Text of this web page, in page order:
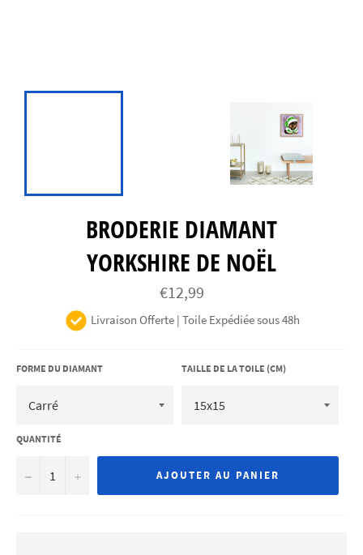
BRODERIE DIAMANT
YORKSHIRE DE NOËL
Prix
régulier
€12,99
Livraison Offerte | Toile Expédiée sous 48h
FORME DU DIAMANT TAILLE DE LA TOILE (CM)
QUANTITÉ
− + AJOUTER AU PANIER